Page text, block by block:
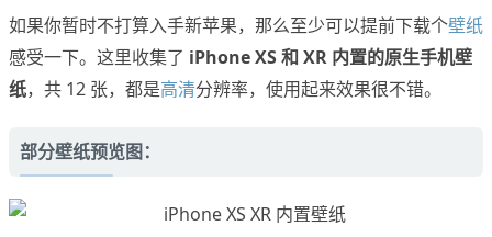
如果你暂时不打算入手新苹果，那么至少可以提前下载个壁纸
感受一下。这里收集了 iPhone XS 和 XR 内置的原生手机壁
纸，共 12 张，都是高清分辨率，使用起来效果很不错。
部分壁纸预览图：